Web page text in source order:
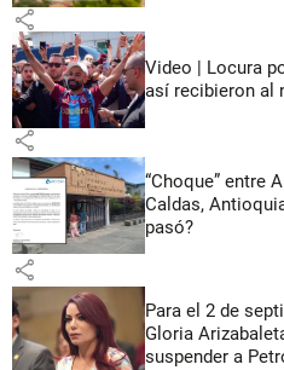
share
Video | Locura
así recibieron al
share
“Choque” entre
Caldas,
pasó?
share
Para el 2 de
Gloria
suspender a